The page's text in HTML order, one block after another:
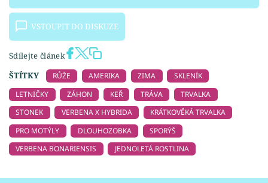
VSTOUPIT DO DISKUZE
Sdílejte článek
ŠTÍTKY
RŮŽE AMERIKA ZIMA
SKLENÍK
LETNIČKY
ZÁHON KEŘ TRÁVA
TRVALKA
STONEK
VERBENA X HYBRIDA
KRÁTKOVĚKÁ TRVALKA
PRO MOTÝLY
DLOUHOZOBKA
SPORÝŠ
VERBENA BONARIENSIS
JEDNOLETÁ ROSTLINA